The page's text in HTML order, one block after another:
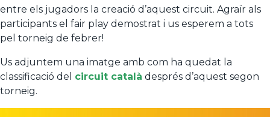
entre els jugadors la creació d’aquest circuit. Agraïr als
participants el fair play demostrat i us esperem a tots
pel torneig de febrer!
Us adjuntem una imatge amb com ha quedat la
classificació del circuit català després d’aquest segon
torneig.